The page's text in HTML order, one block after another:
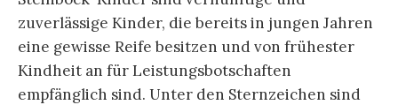
zuverlässige Kinder, die bereits in jungen Jahren
eine gewisse Reife besitzen und von frühester
Kindheit an für Leistungsbotschaften
empfänglich sind. Unter den Sternzeichen sind